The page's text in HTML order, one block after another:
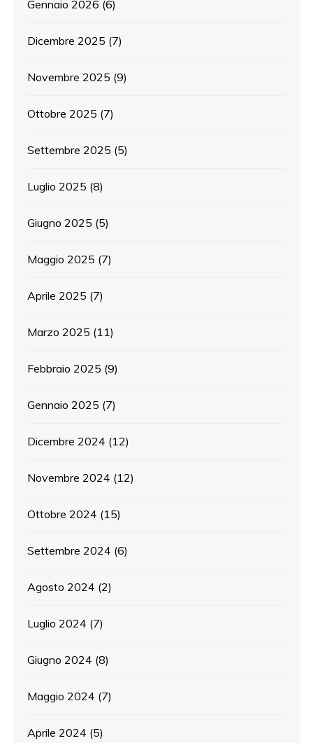
Gennaio 2026 (6)
Dicembre 2025 (7)
Novembre 2025 (9)
Ottobre 2025 (7)
Settembre 2025 (5)
Luglio 2025 (8)
Giugno 2025 (5)
Maggio 2025 (7)
Aprile 2025 (7)
Marzo 2025 (11)
Febbraio 2025 (9)
Gennaio 2025 (7)
Dicembre 2024 (12)
Novembre 2024 (12)
Ottobre 2024 (15)
Settembre 2024 (6)
Agosto 2024 (2)
Luglio 2024 (7)
Giugno 2024 (8)
Maggio 2024 (7)
Aprile 2024 (5)